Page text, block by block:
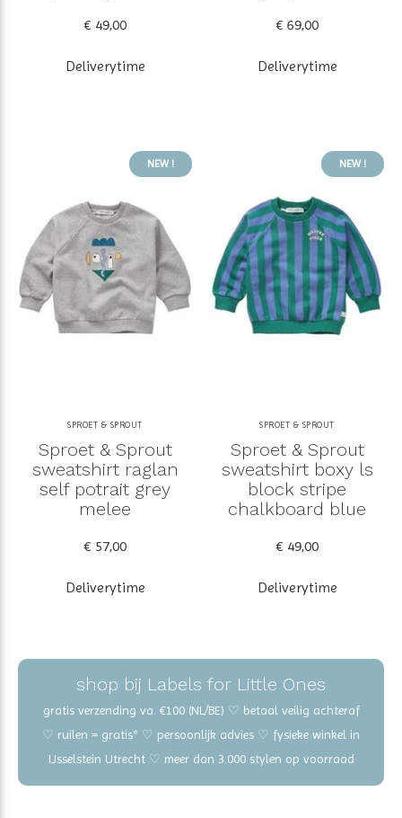
€ 49,00
Deliverytime
€ 69,00
Deliverytime
NEW !
SPROET & SPROUT
Sproet & Sprout
sweatshirt raglan
self potrait grey
melee
€ 57,00
Deliverytime
NEW !
SPROET & SPROUT
Sproet & Sprout
sweatshirt boxy ls
block stripe
chalkboard blue
€ 49,00
Deliverytime
shop bij Labels for Little Ones
gratis verzending va. €100 (NL/BE) ♡ betaal veilig achteraf
♡ ruilen = gratis* ♡ persoonlijk advies ♡ fysieke winkel in
IJsselstein Utrecht ♡ meer dan 3.000 stylen op voorraad